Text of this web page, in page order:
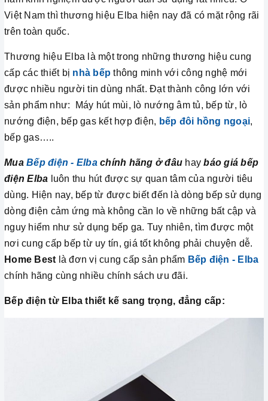
Việt Nam thì thương hiệu Elba hiện nay đã có mặt rộng rãi
trên toàn quốc.
Thương hiệu Elba là một trong những thương hiệu cung
cấp các thiết bị nhà bếp thông minh với công nghệ mới
được nhiều người tin dùng nhất. Đạt thành công lớn với
sản phẩm như: Máy hút mùi, lò nướng âm tủ, bếp từ, lò
nướng điện, bếp gas kết hợp điện, bếp đôi hồng ngoại,
bếp gas…..
Mua Bếp điện - Elbachính hãng ở đâu haybáo giá bếp
điện Elba luôn thu hút được sự quan tâm của người tiêu
dùng. Hiện nay, bếp từ được biết đến là dòng bếp sử dụng
dòng điện cảm ứng mà không cần lo về những bất cập và
nguy hiểm như sử dụng bếp ga. Tuy nhiên, tìm được một
nơi cung cấp bếp từ uy tín, giá tốt không phải chuyện dễ.
Home Best là đơn vị cung cấp sản phẩm Bếp điện - Elba
chính hãng cùng nhiều chính sách ưu đãi.
Bếp điện từ Elba thiết kế sang trọng, đẳng cấp: